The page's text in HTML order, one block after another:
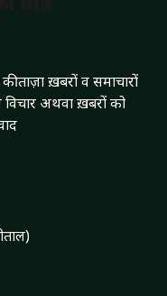
ताज़ा ख़बरों व समाचारों
अथवा ख़बरों को